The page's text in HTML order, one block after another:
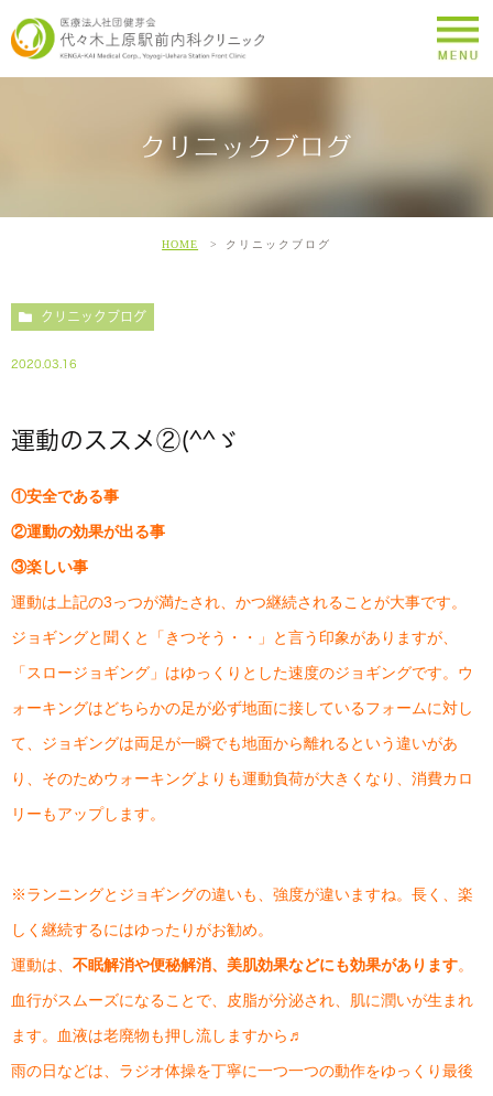
クリニックブログ
HOME クリニックブログ
クリニックブログ
2020.03.16
運動のススメ②(^^ゞ
①安全である事
②運動の効果が出る事
③楽しい事
運動は上記の3っつが満たされ、かつ継続されることが大事です。
ジョギングと聞くと「きつそう・・」と言う印象がありますが、
「スロージョギング」はゆっくりとした速度のジョギングです。ウ
ォーキングはどちらかの足が必ず地面に接しているフォームに対し
て、ジョギングは両足が一瞬でも地面から離れるという違いがあ
り、そのためウォーキングよりも運動負荷が大きくなり、消費カロ
リーもアップします。
※ランニングとジョギングの違いも、強度が違いますね。長く、楽
しく継続するにはゆったりがお勧め。
運動は、 不眠解消や便秘解消、美肌効果などにも効果があります。
血行がスムーズになることで、皮脂が分泌され、肌に潤いが生まれ
ます。血液は老廃物も押し流しますから♬
雨の日などは、ラジオ体操を丁寧に一つ一つの動作をゆっくり最後